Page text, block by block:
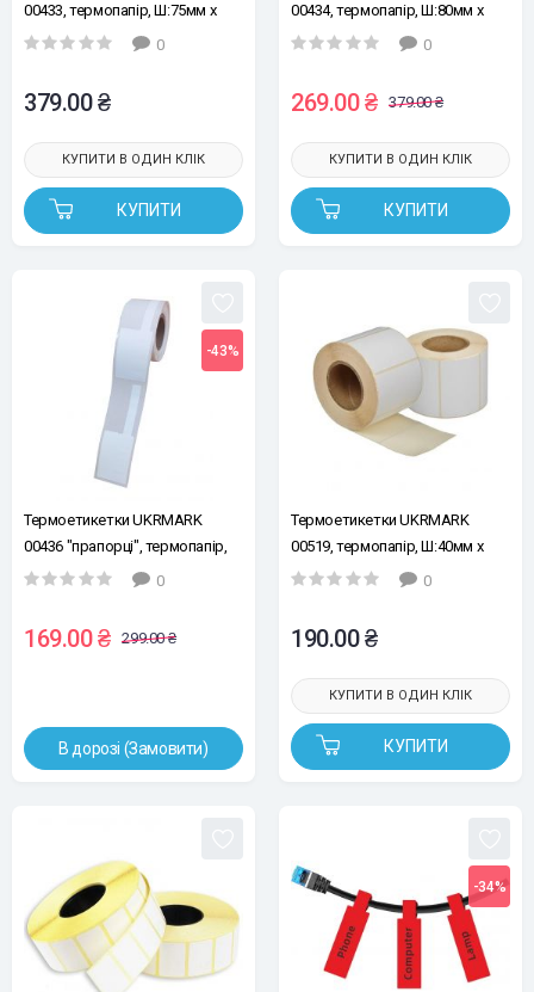
00433, термопапір, Ш:75мм х
В:50мм, рул:500ет, білі
0
379.00 ₴
КУПИТИ
КУПИТИ В ОДИН КЛІК
00434, термопапір, Ш:80мм х
В:60мм, рул:500ет, білі
0
269.00 ₴ 379.00 ₴
КУПИТИ
КУПИТИ В ОДИН КЛІК
-43%
Термоетикетки UKRMARK
00436 "прапорці", термопапір,
Ш:25 х В:38мм, рул:100ет, білі
0
169.00 ₴ 299.00 ₴
В дорозі (Замовити)
Термоетикетки UKRMARK
00519, термопапір, Ш:40мм х
В:25мм, рул:200ет, білі, матові
0
190.00 ₴
КУПИТИ
КУПИТИ В ОДИН КЛІК
-34%